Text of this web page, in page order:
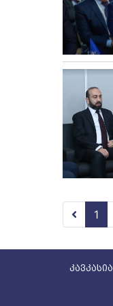
1
კავკასია